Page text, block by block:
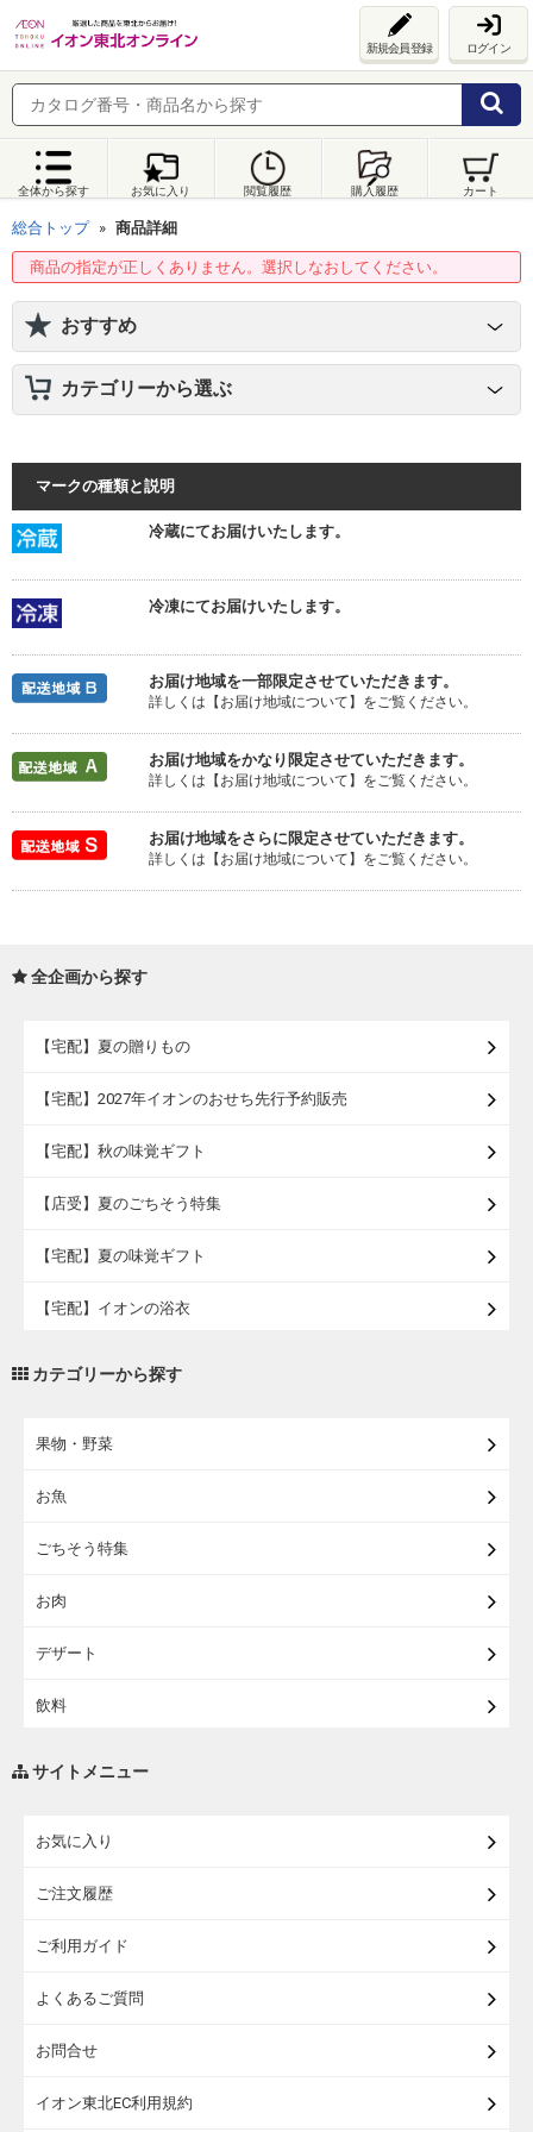
新規会員登録 ログイン
全体から探す お気に入り 閲覧履歴 購入履歴 カート
総合トップ 商品詳細
商品の指定が正しくありません。選択しなおしてください。
おすすめ
カテゴリーから選ぶ
マークの種類と説明
冷蔵にてお届けいたします。
冷凍にてお届けいたします。
お届け地域を一部限定させていただきます。
詳しくは【お届け地域について】をご覧ください。
お届け地域をかなり限定させていただきます。
詳しくは【お届け地域について】をご覧ください。
お届け地域をさらに限定させていただきます。
詳しくは【お届け地域について】をご覧ください。
全企画から探す
【宅配】夏の贈りもの
【宅配】2027年イオンのおせち先行予約販売
【宅配】秋の味覚ギフト
【店受】夏のごちそう特集
【宅配】夏の味覚ギフト
【宅配】イオンの浴衣
カテゴリーから探す
果物・野菜
お魚
ごちそう特集
お肉
デザート
飲料
サイトメニュー
お気に入り
ご注文履歴
ご利用ガイド
よくあるご質問
お問合せ
イオン東北EC利用規約